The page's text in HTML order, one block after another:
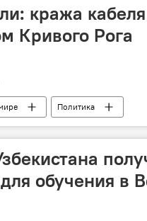
кража
Кривого Рога
Политика
обучения в